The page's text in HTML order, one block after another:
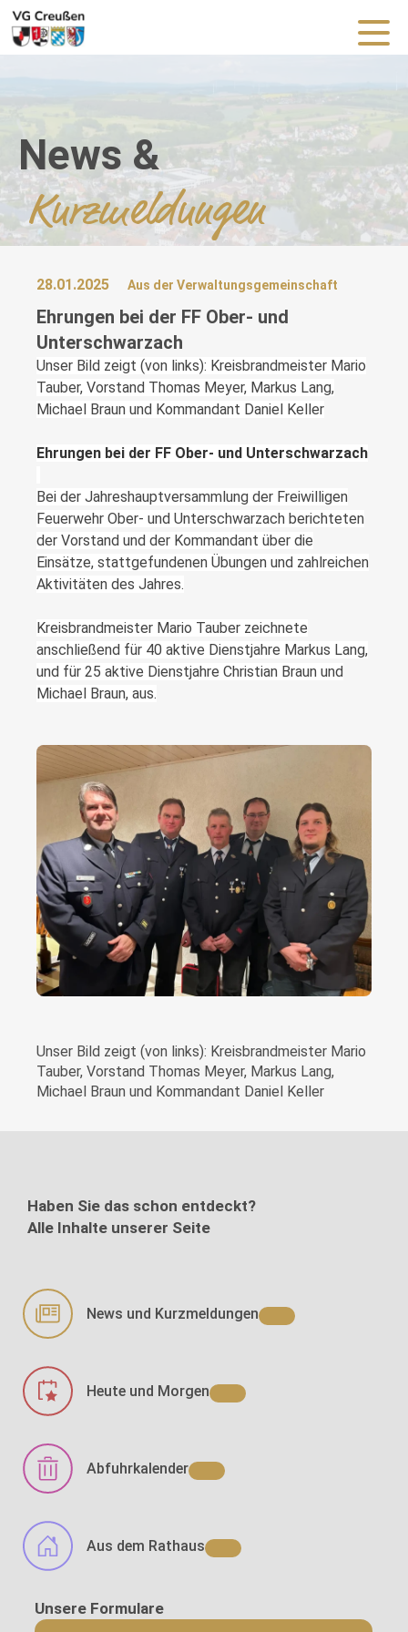
News &
Kurzmeldungen
28.01.2025 Aus der Verwaltungsgemeinschaft
Ehrungen bei der FF Ober- und
Unterschwarzach
Unser Bild zeigt (von links): Kreisbrandmeister Mario
Tauber, Vorstand Thomas Meyer, Markus Lang,
Michael Braun und Kommandant Daniel Keller
Ehrungen bei der FF Ober- und Unterschwarzach
Bei der Jahreshauptversammlung der Freiwilligen
Feuerwehr Ober- und Unterschwarzach berichteten
der Vorstand und der Kommandant über die
Einsätze, stattgefundenen Übungen und zahlreichen
Aktivitäten des Jahres.
Kreisbrandmeister Mario Tauber zeichnete
anschließend für 40 aktive Dienstjahre Markus Lang,
und für 25 aktive Dienstjahre Christian Braun und
Michael Braun, aus.
Unser Bild zeigt (von links): Kreisbrandmeister Mario
Tauber, Vorstand Thomas Meyer, Markus Lang,
Michael Braun und Kommandant Daniel Keller
Haben Sie das schon entdeckt?
Alle Inhalte unserer Seite
News und Kurzmeldungen
Heute und Morgen
Abfuhrkalender
Aus dem Rathaus